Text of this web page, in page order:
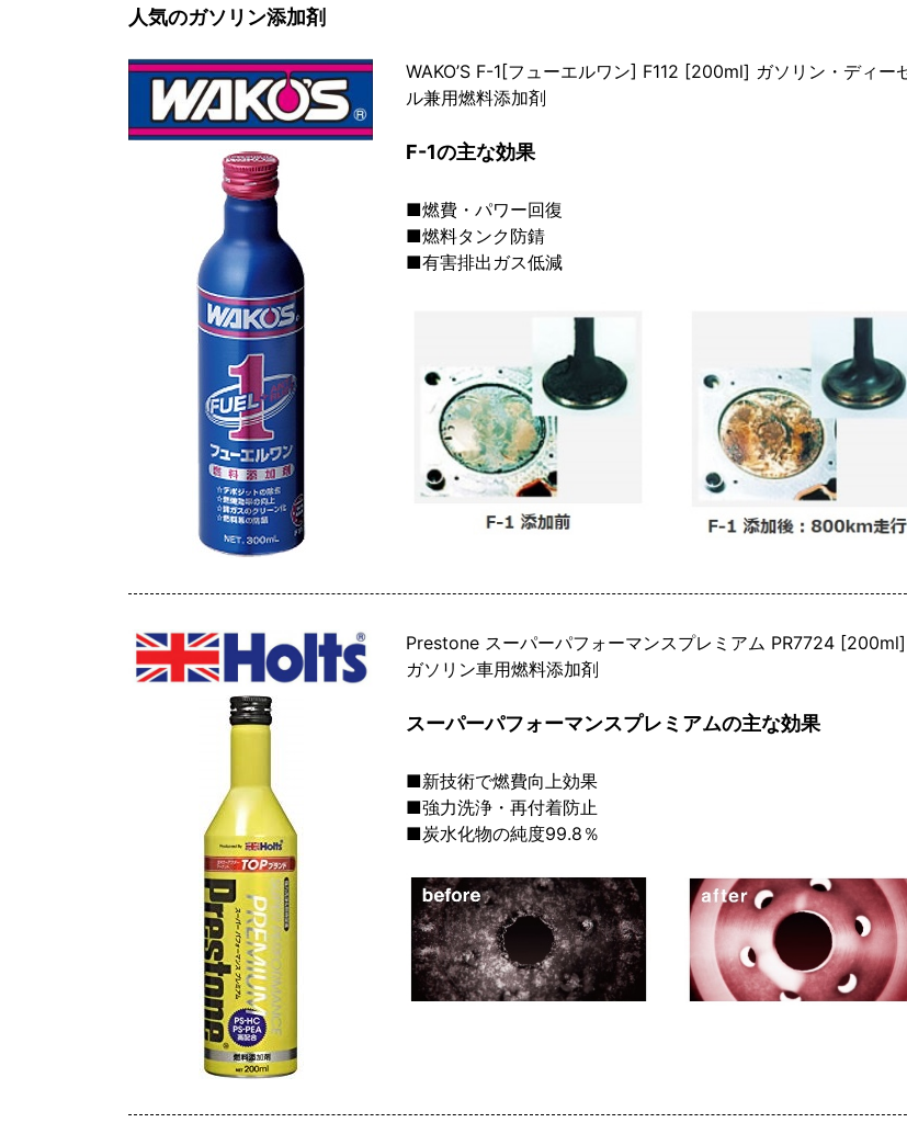
人気のガソリン添加剤
WAKO’S F-1[フューエルワン] F112 [200ml] ガソリン・ディー
ル兼用燃料添加剤
F-1の主な効果
■燃費・パワー回復
■燃料タンク防錆
■有害排出ガス低減
Prestone スーパーパフォーマンスプレミアム PR7724 [200ml]
ガソリン車用燃料添加剤
スーパーパフォーマンスプレミアムの主な効果
■新技術で燃費向上効果
■強力洗浄・再付着防止
■炭水化物の純度99.8％